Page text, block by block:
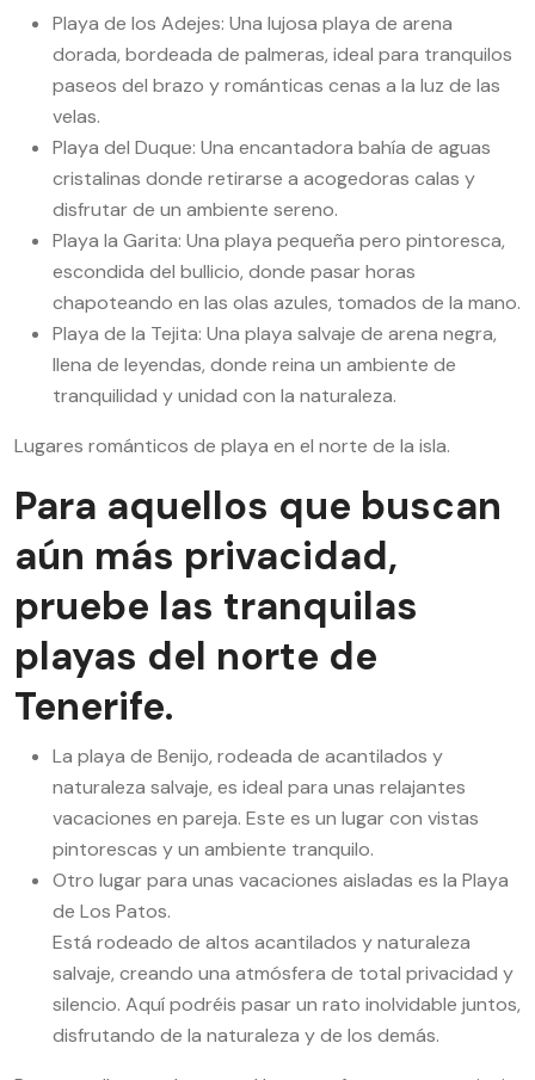
Playa de los Adejes: Una lujosa playa de arena
dorada, bordeada de palmeras, ideal para tranquilos
paseos del brazo y románticas cenas a la luz de las
velas.
Playa del Duque: Una encantadora bahía de aguas
cristalinas donde retirarse a acogedoras calas y
disfrutar de un ambiente sereno.
Playa la Garita: Una playa pequeña pero pintoresca,
escondida del bullicio, donde pasar horas
chapoteando en las olas azules, tomados de la mano.
Playa de la Tejita: Una playa salvaje de arena negra,
llena de leyendas, donde reina un ambiente de
tranquilidad y unidad con la naturaleza.
Lugares románticos de playa en el norte de la isla.
Para aquellos que buscan
aún más privacidad,
pruebe las tranquilas
playas del norte de
Tenerife.
La playa de Benijo, rodeada de acantilados y
naturaleza salvaje, es ideal para unas relajantes
vacaciones en pareja. Este es un lugar con vistas
pintorescas y un ambiente tranquilo.
Otro lugar para unas vacaciones aisladas es la Playa
de Los Patos.
Está rodeado de altos acantilados y naturaleza
salvaje, creando una atmósfera de total privacidad y
silencio. Aquí podréis pasar un rato inolvidable juntos,
disfrutando de la naturaleza y de los demás.